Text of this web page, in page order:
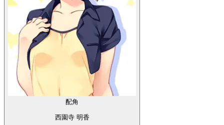
配角
西園寺 明香